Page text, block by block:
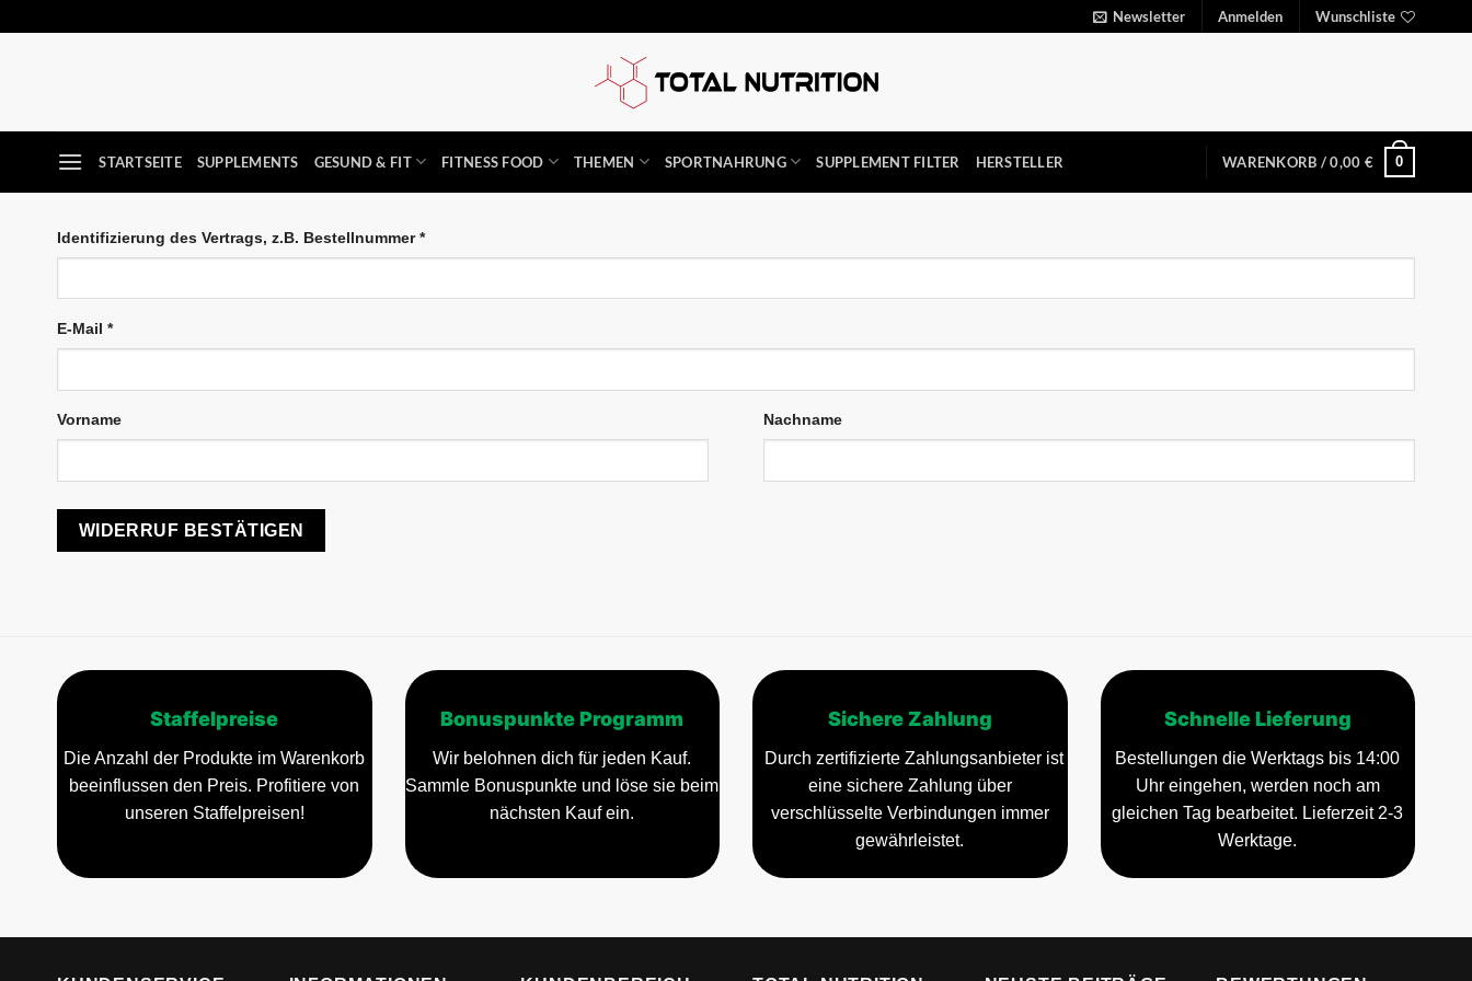
Newsletter Anmelden Wunschliste
STARTSEITE SUPPLEMENTS GESUND & FIT FITNESS FOOD THEMEN SPORTNAHRUNG SUPPLEMENT FILTER HERSTELLER WARENKORB /0,00 € 0
Identifizierung des Vertrags, z.B. Bestellnummer*
E-Mail *
E-
Mail
Vorname Nachname
WIDERRUF BESTÄTIGEN
Staffelpreise
Die Anzahl der Produkte im Warenkorb
beeinflussen den Preis. Profitiere von
unseren Staffelpreisen!
Bonuspunkte Programm
Wir belohnen dich für jeden Kauf.
Sammle Bonuspunkte und löse sie beim
nächsten Kauf ein.
Sichere Zahlung
Durch zertifizierte Zahlungsanbieter ist
eine sichere Zahlung über
verschlüsselte Verbindungen immer
gewährleistet.
Schnelle Lieferung
Bestellungen die Werktags bis 14:00
Uhr eingehen, werden noch am
gleichen Tag bearbeitet. Lieferzeit 2-3
Werktage.